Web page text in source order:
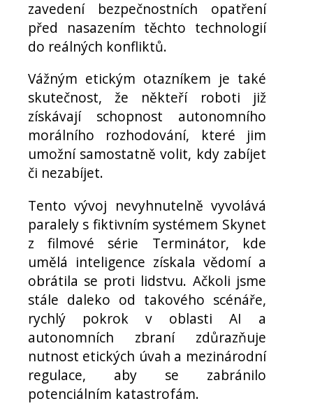
zavedení bezpečnostních opatření
před nasazením těchto technologií
do reálných konfliktů.
Vážným etickým otazníkem je také
skutečnost, že někteří roboti již
získávají schopnost autonomního
morálního rozhodování, které jim
umožní samostatně volit, kdy zabíjet
či nezabíjet.
Tento vývoj nevyhnutelně vyvolává
paralely s fiktivním systémem Skynet
z filmové série Terminátor, kde
umělá inteligence získala vědomí a
obrátila se proti lidstvu. Ačkoli jsme
stále daleko od takového scénáře,
rychlý pokrok v oblasti AI a
autonomních zbraní zdůrazňuje
nutnost etických úvah a mezinárodní
regulace, aby se zabránilo
potenciálním katastrofám.